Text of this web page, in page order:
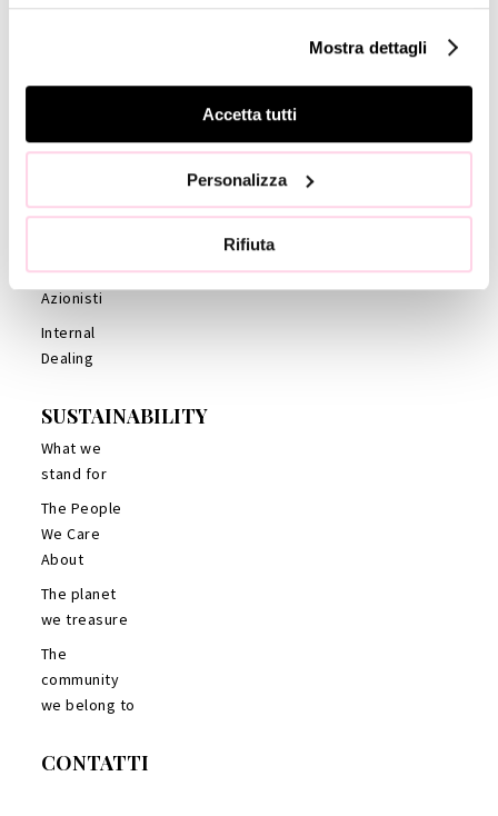
Mostra dettagli
Accetta tutti
Personalizza
Rifiuta
Statuto
Condotta
revisione
Assemblea
Azionisti
Internal
Dealing
SUSTAINABILITY
What we
stand for
The People
We Care
About
The planet
we treasure
The
community
we belong to
CONTATTI